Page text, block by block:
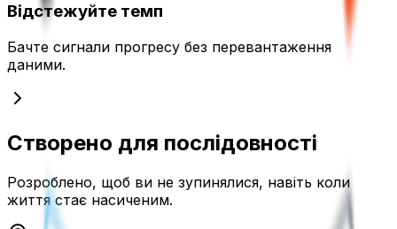
Відстежуйте темп
Бачте сигнали прогресу без перевантаження
даними.
Створено для послідовності
Розроблено, щоб ви не зупинялися, навіть коли
життя стає насиченим.